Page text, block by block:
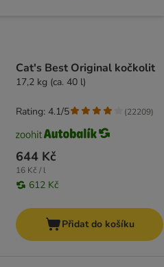
Cat's Best Original kočkolit
17,2 kg (ca. 40 l)
644 Kč
16 Kč / l
612 Kč
Rating: 4.1/5 (22209)
Přidat do košíku